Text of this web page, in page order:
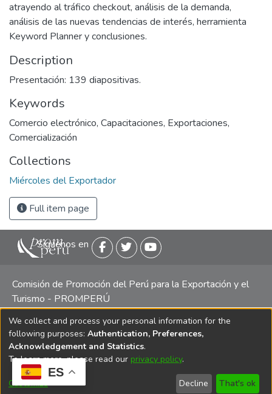
ES
atrayendo al tráfico checkout, análisis de la demanda,
análisis de las nuevas tendencias de interés, herramienta
Keyword Planner y conclusiones.
Description
Presentación: 139 diapositivas.
Keywords
Comercio electrónico, Capacitaciones, Exportaciones,
Comercialización
Collections
Miércoles del Exportador
Full item page
Siguenos en
Comisión de Promoción del Perú para la Exportación y el
Turismo - PROMPERÚ
Central telefónica: (511) 616 7300 / 616 7400 Calle Uno
Oeste 50, Edificio Mincetur, Pisos 13 y 14, San Isidro -
Lima
We collect and process your personal information for the
following purposes: Authentication, Preferences,
Acknowledgement and Statistics.
To learn more, please read our privacy policy.
Customize Decline That's ok